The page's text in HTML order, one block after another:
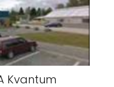
Kvantum